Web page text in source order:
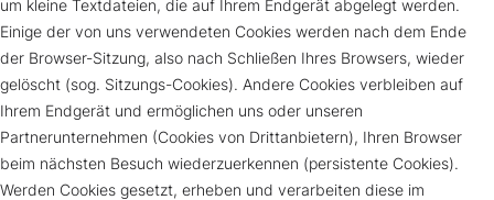
um kleine Textdateien, die auf Ihrem Endgerät abgelegt werden.
Einige der von uns verwendeten Cookies werden nach dem Ende
der Browser-Sitzung, also nach Schließen Ihres Browsers, wieder
gelöscht (sog. Sitzungs-Cookies). Andere Cookies verbleiben auf
Ihrem Endgerät und ermöglichen uns oder unseren
Partnerunternehmen (Cookies von Drittanbietern), Ihren Browser
beim nächsten Besuch wiederzuerkennen (persistente Cookies).
Werden Cookies gesetzt, erheben und verarbeiten diese im